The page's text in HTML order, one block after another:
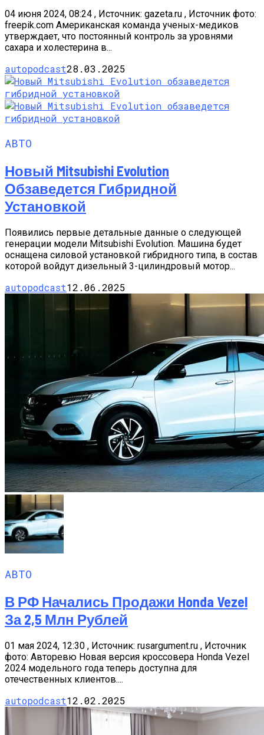
04 июня 2024, 08:24 , Источник: gazeta.ru , Источник фото:
freepik.com Американская команда ученых-медиков
утверждает, что постоянный контроль за уровнями
сахара и холестерина в...
autopodcast28.03.2025
АВТО
Новый Mitsubishi Evolution
Обзаведется Гибридной
Установкой
Появились первые детальные данные о следующей
генерации модели Mitsubishi Evolution. Машина будет
оснащена силовой установкой гибридного типа, в состав
которой войдут дизельный 3-цилиндровый мотор...
autopodcast12.06.2025
АВТО
В РФ Начались Продажи Honda Vezel
За 2,5 Млн Рублей
01 мая 2024, 12:30 , Источник: rusargument.ru , Источник
фото: Авторевю Новая версия кроссовера Honda Vezel
2024 модельного года теперь доступна для
отечественных клиентов....
autopodcast12.02.2025